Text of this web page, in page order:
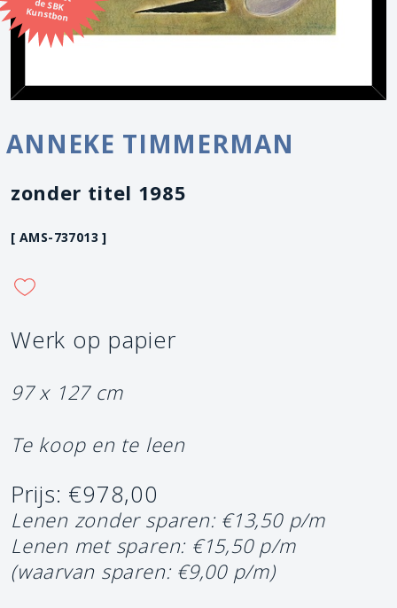
Kunstbon
ANNEKE TIMMERMAN
zonder titel 1985
[ AMS-737013 ]
Werk op papier
97 x 127 cm
Te koop en te leen
Prijs: €978,00
Lenen zonder sparen: €13,50 p/m
Lenen met sparen: €15,50 p/m
(waarvan sparen: €9,00 p/m)